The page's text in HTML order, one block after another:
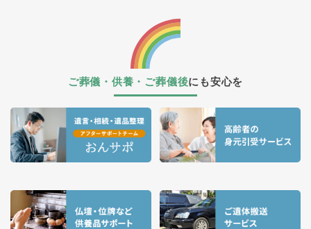
ご葬儀・供養・ご葬儀後にも安心を